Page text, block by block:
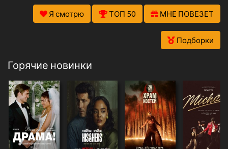
Я смотрю ТОП 50 МНЕ ПОВЕЗЕТ
Подборки
Горячие новинки